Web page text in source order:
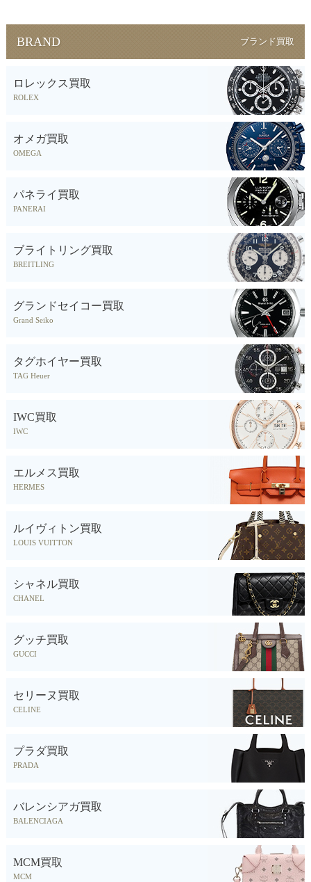
BRAND ブランド買取
ロレックス買取
ROLEX
オメガ買取
OMEGA
パネライ買取
PANERAI
ブライトリング買取
BREITLING
グランドセイコー買取
Grand Seiko
タグホイヤー買取
TAG Heuer
IWC買取
IWC
エルメス買取
HERMES
ルイヴィトン買取
LOUIS VUITTON
シャネル買取
CHANEL
グッチ買取
GUCCI
セリーヌ買取
CELINE
プラダ買取
PRADA
バレンシアガ買取
BALENCIAGA
MCM買取
MCM